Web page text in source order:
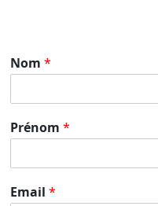
Nom *
Prénom *
Email *